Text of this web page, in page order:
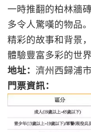
一時推翻的柏林牆
多令人驚嘆的物品
精彩的故事和背景
體驗豐富多彩的世
地址： 濟州西歸浦
門票資訊：